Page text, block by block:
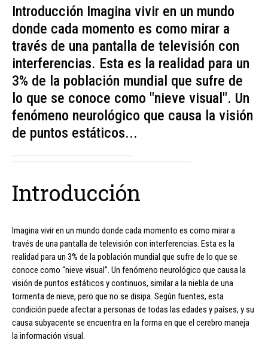
Introducción Imagina vivir en un mundo
donde cada momento es como mirar a
través de una pantalla de televisión con
interferencias. Esta es la realidad para un
3% de la población mundial que sufre de
lo que se conoce como "nieve visual". Un
fenómeno neurológico que causa la visión
de puntos estáticos...
Introducción
Imagina vivir en un mundo donde cada momento es como mirar a
través de una pantalla de televisión con interferencias. Esta es la
realidad para un 3% de la población mundial que sufre de lo que se
conoce como “nieve visual”. Un fenómeno neurológico que causa la
visión de puntos estáticos y continuos, similar a la niebla de una
tormenta de nieve, pero que no se disipa. Según fuentes, esta
condición puede afectar a personas de todas las edades y países, y su
causa subyacente se encuentra en la forma en que el cerebro maneja
la información visual.